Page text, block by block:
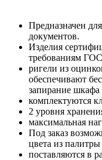
Предназначен
документов.
Изделия
требованиям
ригели из
обеспечивают
запирание шкафа
комплектуются
2 уровня
максимальная
Под заказ
цвета из
поставляются в